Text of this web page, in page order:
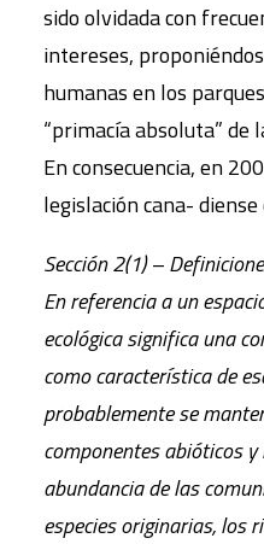
sido olvidada con
intereses,
humanas en los
“primacía absoluta” de
En consecuencia, en
legislación cana- diense
Sección 2(1) –
En referencia a un
ecológica significa una
como característica de
probablemente se
componentes abióticos
abundancia de las
especies originarias, los